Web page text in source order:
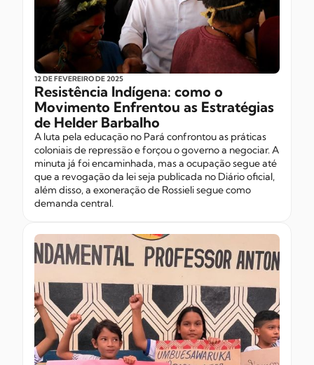
12 DE FEVEREIRODE 2025
Resistência Indígena: como o
Movimento Enfrentou as Estratégias
de Helder Barbalho
A luta pela educação no Pará confrontou as práticas
coloniais de repressão e forçou o governo a negociar. A
minuta já foi encaminhada, mas a ocupação segue até
que a revogação da lei seja publicada no Diário oficial,
além disso, a exoneração de Rossieli segue como
demanda central.